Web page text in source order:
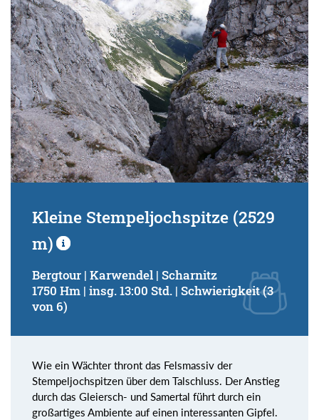
Kleine Stempeljochspitze (2529
m)
Bergtour | Karwendel | Scharnitz
1750 Hm | insg. 13:00 Std. | Schwierigkeit (3
von 6)
Wie ein Wächter thront das Felsmassiv der
Stempeljochspitzen über dem Talschluss. Der Anstieg
durch das Gleiersch- und Samertal führt durch ein
großartiges Ambiente auf einen interessanten Gipfel.